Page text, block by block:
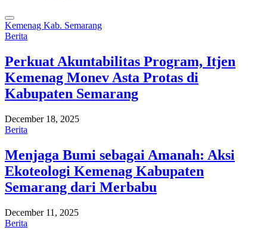
Kemenag Kab. Semarang
Berita
Perkuat Akuntabilitas Program, Itjen
Kemenag Monev Asta Protas di
Kabupaten Semarang
December 18, 2025
Berita
Menjaga Bumi sebagai Amanah: Aksi
Ekoteologi Kemenag Kabupaten
Semarang dari Merbabu
December 11, 2025
Berita